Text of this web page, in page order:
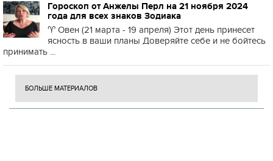
Гороскоп от Анжелы Перл на 21 ноября 2024
года для всех знаков Зодиака
♈️ Овен (21 марта - 19 апреля) Этот день принесет
ясность в ваши планы Доверяйте себе и не бойтесь
принимать ...
БОЛЬШЕ МАТЕРИАЛОВ